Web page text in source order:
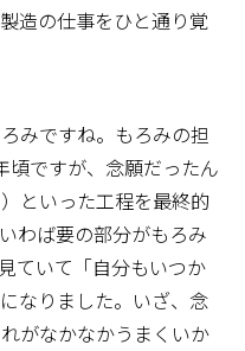
造の仕事をひと通り覚
みですね。もろみの担
頃ですが、念願だったん
といった工程を最終的
わば要の部分がもろみ
ていて「自分もいつか
なりました。いざ、念
がなかなかうまくいか